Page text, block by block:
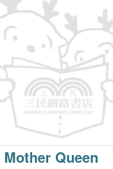
Queen